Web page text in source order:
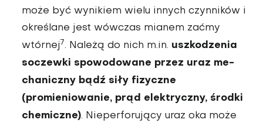
może być wynikiem wielu innych czynników i
określane jest wówczas mianem zaćmy
wtórnej 7. Należą do nich m.in. uszkodzenia
soczewki spowodowane przez uraz me­
chaniczny bądź siły fizyczne
(promieniowanie, prąd elek­tryczny, środki
chemiczne). Nieperforujący uraz oka może